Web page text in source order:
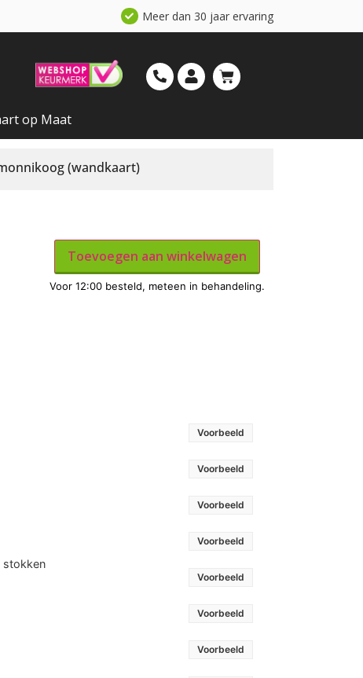
Meer dan 30 jaar ervaring
op Maat
(wandkaart)
Voorbeeld
Voorbeeld
Voorbeeld
Voorbeeld
stokken
Voorbeeld
Voorbeeld
Voorbeeld
Toevoegen aan winkelwagen